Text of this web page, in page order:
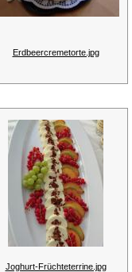
Erdbeercremetorte.jpg
Joghurt-Früchteterrine.jpg